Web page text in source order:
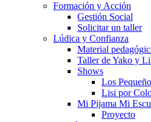
Formación y Acción
Gestión Social
Solicitar un taller
Lúdica y Confianza
Material
Taller de Yako y
Shows
Los
Lisi por
Mi Pijama Mi
Proyecto